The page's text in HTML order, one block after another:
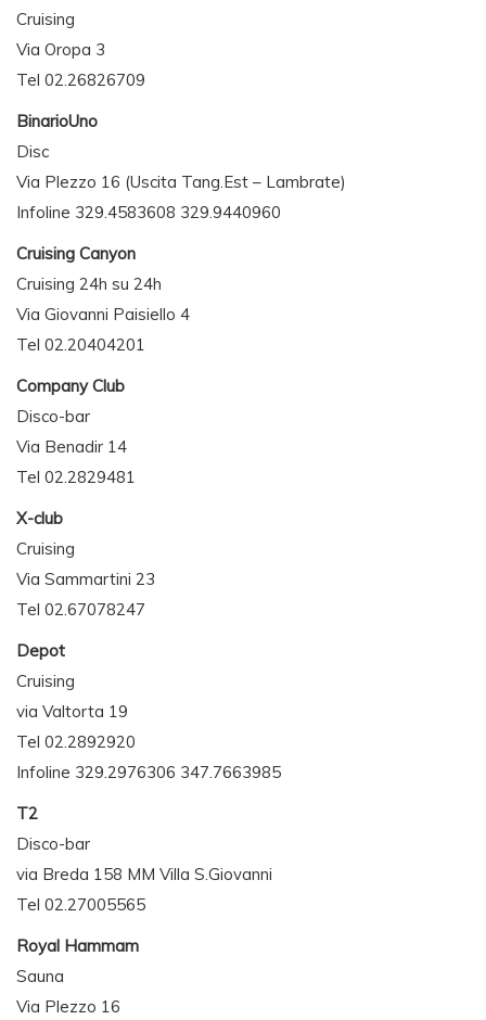
Cruising
Via Oropa 3
Tel 02.26826709
BinarioUno
Disc
Via Plezzo 16 (Uscita Tang.Est – Lambrate)
Infoline 329.4583608 329.9440960
Cruising Canyon
Cruising 24h su 24h
Via Giovanni Paisiello 4
Tel 02.20404201
Company Club
Disco-bar
Via Benadir 14
Tel 02.2829481
X-club
Cruising
Via Sammartini 23
Tel 02.67078247
Depot
Cruising
via Valtorta 19
Tel 02.2892920
Infoline 329.2976306 347.7663985
T2
Disco-bar
via Breda 158 MM Villa S.Giovanni
Tel 02.27005565
Royal Hammam
Sauna
Via Plezzo 16